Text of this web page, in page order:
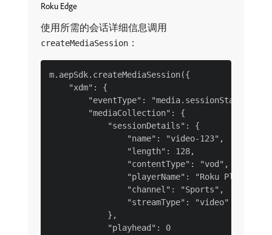
Roku Edge
使用所需的会话详细信息调用
createMediaSession ：
m.aepSdk.createMediaSession({
    "xdm": {
        "eventType": "media.sessionStart",
        "mediaCollection": {
            "sessionDetails": {
                "name": "video-123",
                "length": 128,
                "contentType": "vod",
                "playerName": "Roku Player",
                "channel": "Sports",
                "streamType": "video"
            },
            "playhead": 0